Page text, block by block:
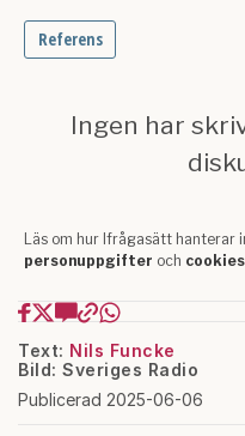
Text: Nils Funcke
Bild: Sveriges Radio
Publicerad 2025-06-06